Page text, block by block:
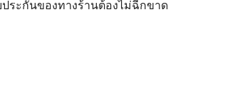
ประกันของทางร้านต้องไม่ฉีกขาด